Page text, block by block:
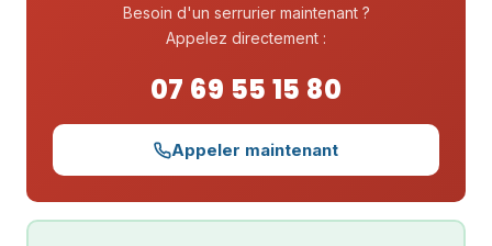
Besoin d'un serrurier maintenant ?
Appelez directement :
07 69 55 15 80
Appeler maintenant